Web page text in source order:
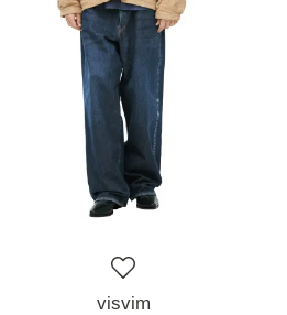
visvim